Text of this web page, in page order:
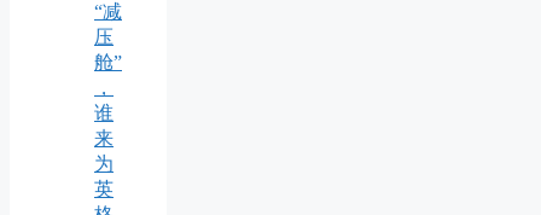
“减
压
舱”
，
谁
来
为
英